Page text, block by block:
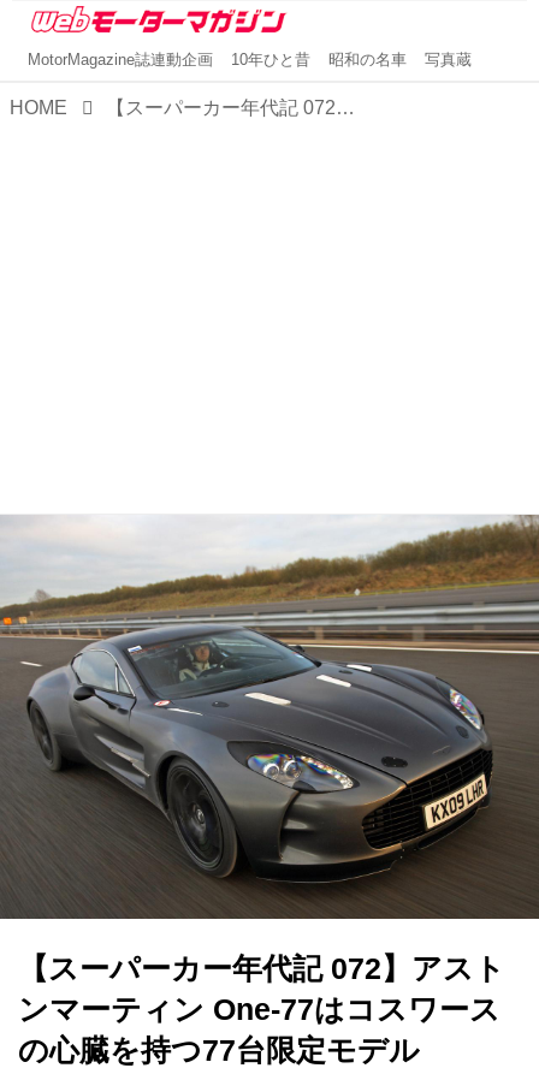
MotorMagazine誌連動企画 10年ひと昔 昭和の名車 写真蔵
HOME 【スーパーカー年代記 072】アストンマーティン One-77はコスワースの心臓を持つ77台限定モデル
【スーパーカー年代記 072】アスト
ンマーティン One-77はコスワース
の心臓を持つ77台限定モデル